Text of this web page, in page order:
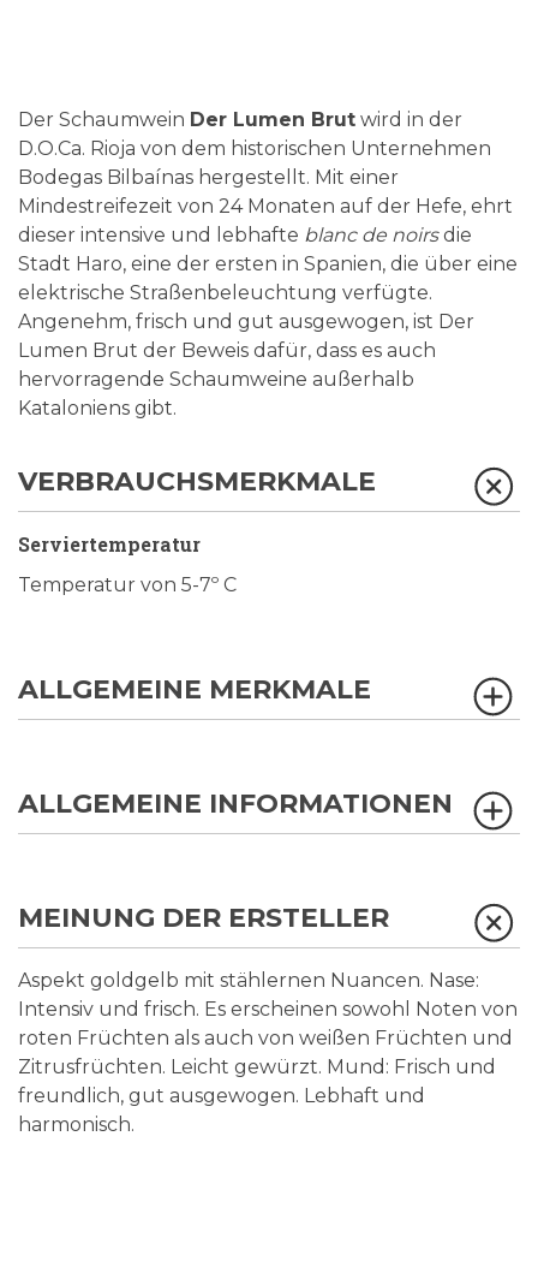
Der Schaumwein Der Lumen Brut wird in der
D.O.Ca. Rioja von dem historischen Unternehmen
Bodegas Bilbaínas hergestellt. Mit einer
Mindestreifezeit von 24 Monaten auf der Hefe, ehrt
dieser intensive und lebhafte blanc de noirsdie
Stadt Haro, eine der ersten in Spanien, die über eine
elektrische Straßenbeleuchtung verfügte.
Angenehm, frisch und gut ausgewogen, ist Der
Lumen Brut der Beweis dafür, dass es auch
hervorragende Schaumweine außerhalb
Kataloniens gibt.
VERBRAUCHSMERKMALE
Serviertemperatur
Temperatur von 5-7º C
ALLGEMEINE MERKMALE
ALLGEMEINE INFORMATIONEN
MEINUNG DER ERSTELLER
Aspekt goldgelb mit stählernen Nuancen. Nase:
Intensiv und frisch. Es erscheinen sowohl Noten von
roten Früchten als auch von weißen Früchten und
Zitrusfrüchten. Leicht gewürzt. Mund: Frisch und
freundlich, gut ausgewogen. Lebhaft und
harmonisch.